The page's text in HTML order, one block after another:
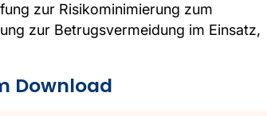
zur Risikominimierung zum
zur Betrugsvermeidung im Einsatz,
Download